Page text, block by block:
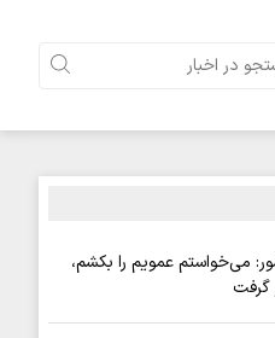
می‌خواستم عمویم را بکشم،
گرفت